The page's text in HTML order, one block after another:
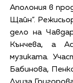
Аполония в
Щайн”.
дело на
Кънчева, а
музиката.
Бабинова,